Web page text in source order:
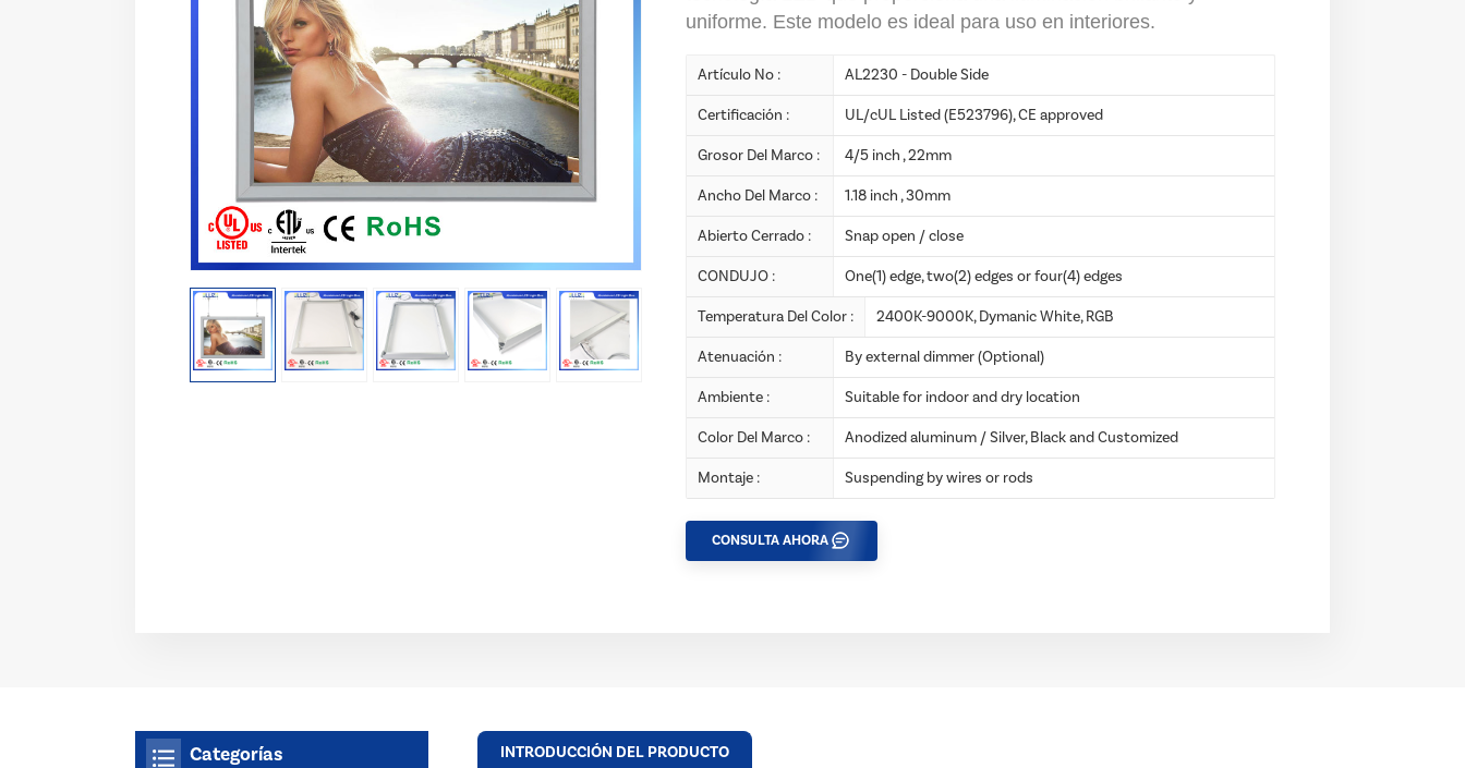
uniforme. Este modelo es ideal para uso en interiores.
Artículo No : AL2230 - Double Side
Certificación : UL/cUL Listed (E523796), CE approved
Grosor Del Marco : 4/5 inch , 22mm
Ancho Del Marco : 1.18 inch , 30mm
Abierto Cerrado : Snap open / close
CONDUJO : One(1) edge, two(2) edges or four(4) edges
Temperatura Del Color : 2400K-9000K, Dymanic White, RGB
Atenuación : By external dimmer (Optional)
Ambiente : Suitable for indoor and dry location
Color Del Marco : Anodized aluminum / Silver, Black and Customized
Montaje : Suspending by wires or rods
CONSULTA AHORA
INTRODUCCIÓN DEL PRODUCTO
Categorías